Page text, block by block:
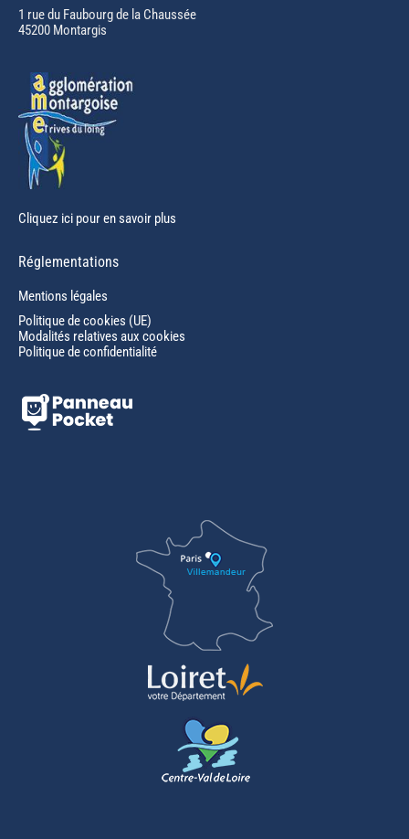
in
new
1 rue du Faubourg de la Chaussée
45200 Montargis
Cliquez ici pour en savoir plus
Réglementations
Mentions légales
Politique de cookies (UE)
Modalités relatives aux cookies
Politique de confidentialité